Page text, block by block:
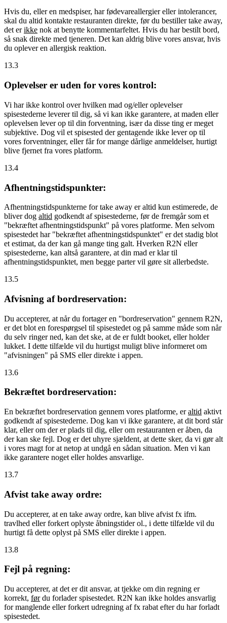
Hvis du, eller en medspiser, har fødevareallergier eller intolerancer,
skal du altid kontakte restauranten direkte, før du bestiller take away,
det erikke nok at benytte kommentarfeltet. Hvis du har bestilt bord,
så snak direkte med tjeneren. Det kan aldrig blive vores ansvar, hvis
du oplever en allergisk reaktion.
13.3
Oplevelser er uden for vores kontrol:
Vi har ikke kontrol over hvilken mad og/eller oplevelser
spisestederne leverer til dig, så vi kan ikke garantere, at maden eller
oplevelsen lever op til din forventning, især da disse ting er meget
subjektive. Dog vil et spisested der gentagende ikke lever op til
vores forventninger, eller får for mange dårlige anmeldelser, hurtigt
blive fjernet fra vores platform.
13.4
Afhentningstidspunkter:
Afhentningstidspunkterne for take away er altid kun estimerede, de
bliver dog altid godkendt af spisestederne, før de fremgår som et
"bekræftet afhentningstidspunkt" på vores platforme. Men selvom
spisestedet har "bekræftet afhentningstidspunktet" er det stadig blot
et estimat, da der kan gå mange ting galt. Hverken R2N eller
spisestederne, kan altså garantere, at din mad er klar til
afhentningstidspunktet, men begge parter vil gøre sit allerbedste.
13.5
Afvisning af bordreservation:
Du accepterer, at når du fortager en "bordreservation" gennem R2N,
er det blot en forespørgsel til spisestedet og på samme måde som når
du selv ringer ned, kan det ske, at de er fuldt booket, eller holder
lukket. I dette tilfælde vil du hurtigst muligt blive informeret om
"afvisningen" på SMS eller direkte i appen.
13.6
Bekræftet bordreservation:
En bekræftet bordreservation gennem vores platforme, eraltid aktivt
godkendt af spisestederne. Dog kan vi ikke garantere, at dit bord står
klar, eller om der er plads til dig, eller om restauranten er åben, da
der kan ske fejl. Dog er det uhyre sjældent, at dette sker, da vi gør alt
i vores magt for at netop at undgå en sådan situation. Men vi kan
ikke garantere noget eller holdes ansvarlige.
13.7
Afvist take away ordre:
Du accepterer, at en take away ordre, kan blive afvist fx ifm.
travlhed eller forkert oplyste åbningstider ol., i dette tilfælde vil du
hurtigt få dette oplyst på SMS eller direkte i appen.
13.8
Fejl på regning:
Du accepterer, at det er dit ansvar, at tjekke om din regning er
korrekt, førdu forlader spisestedet. R2N kan ikke holdes ansvarlig
for manglende eller forkert udregning af fx rabat efter du har forladt
spisestedet.